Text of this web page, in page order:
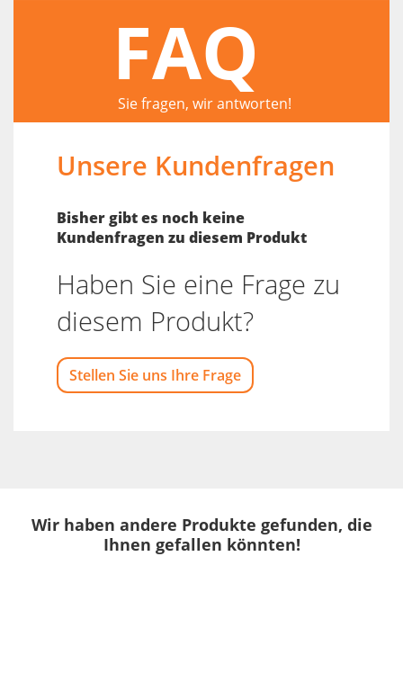
FAQ
Sie fragen, wir antworten!
Unsere Kundenfragen
Bisher gibt es noch keine
Kundenfragen zu diesem Produkt
Haben Sie eine Frage zu
diesem Produkt?
Stellen Sie uns Ihre Frage
Wir haben andere Produkte gefunden, die
Ihnen gefallen könnten!